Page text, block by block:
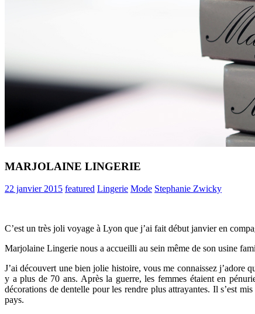
MARJOLAINE LINGERIE
22 janvier 2015 featured Lingerie Mode Stephanie Zwicky
C’est un très joli voyage à Lyon que j’ai fait début janvier en
Marjolaine Lingerie nous a accueilli au sein même de son usine
J’ai découvert une bien jolie histoire, vous me connaissez j’adore
y a plus de 70 ans. Après la guerre, les femmes étaient en
décorations de dentelle pour les rendre plus attrayantes. Il s’est
pays.